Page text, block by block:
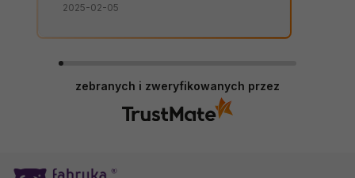
2025-02-05
zebranych i zweryfikowanych przez